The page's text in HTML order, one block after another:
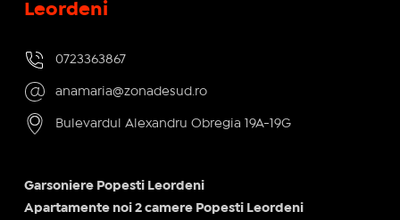
Leordeni
0723363867
anamaria@zonadesud.ro
Bulevardul Alexandru Obregia 19A-19G
Garsoniere Popesti Leordeni
Apartamente noi 2 camere Popesti Leordeni